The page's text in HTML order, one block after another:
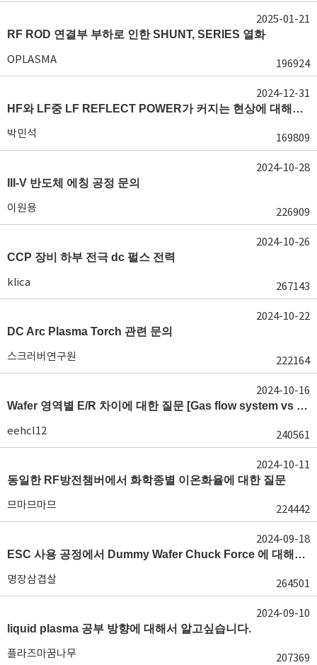
RF ROD 연결부 부하로 인한 SHUNT, SERIES 열화
OPLASMA 196924
2025-01-21
HF와 LF중 LF REFLECT POWER가 커지는 현상에 대해서 도움이 필요합니다.
박민석 169809
2024-12-31
III-V 반도체 에칭 공정 문의
이원용 226909
2024-10-28
CCP 장비 하부 전극 dc 펄스 전력
klica 267143
2024-10-26
DC Arc Plasma Torch 관련 문의
스크러버연구원 222164
2024-10-22
Wafer 영역별 E/R 차이에 대한 질문 [Gas flow system vs E/R]
eehcl12 240561
2024-10-16
동일한 RF방전챔버에서 화학종별 이온화율에 대한 질문
므마므마므 224442
2024-10-11
ESC 사용 공정에서 Dummy Wafer Chuck Force 에 대해서 궁급합니다
명장삼겹살 264501
2024-09-18
liquid plasma 공부 방향에 대해서 알고싶습니다.
플라즈마꿈나무 207369
2024-09-10